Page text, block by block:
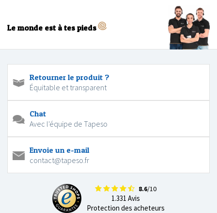
Le monde est à tes pieds
Retourner le produit ?
Équitable et transparent
Chat
Avec l'équipe de Tapeso
Envoie un e-mail
contact@tapeso.fr
8.6/10
1.331 Avis
Protection des acheteurs